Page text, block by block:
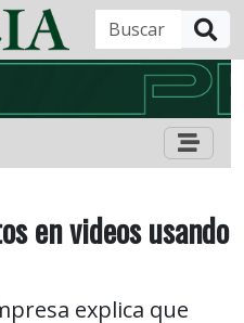
en videos usando
explica que